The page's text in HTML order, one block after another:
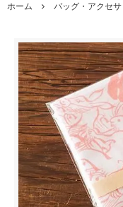
ホーム バッグ・アクセサ